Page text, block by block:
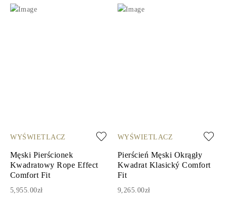
WYŚWIETLACZ
Męski Pierścionek
Kwadratowy Rope Effect
Comfort Fit
5,955.00zł
WYŚWIETLACZ
Pierścień Męski Okrągły
Kwadrat Klasický Comfort
Fit
9,265.00zł